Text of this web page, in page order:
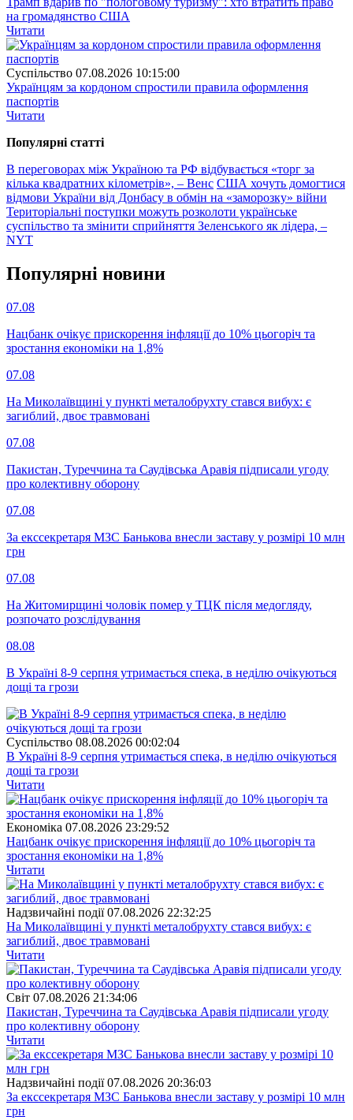
на громадянство США
Читати
Суспiльство 07.08.2026 10:15:00
Українцям за кордоном спростили правила оформлення
паспортів
Читати
Популярнi статтi
В переговорах між Україною та РФ відбувається «торг за
кілька квадратних кілометрів», – Венс США хочуть домогтися
відмови України від Донбасу в обмін на «заморозку» війни
Територіальні поступки можуть розколоти українське
суспільство та змінити сприйняття Зеленського як лідера, –
NYT
Популярнi новини
07.08
Нацбанк очікує прискорення інфляції до 10% цьогоріч та
зростання економіки на 1,8%
07.08
На Миколаївщині у пункті металобрухту стався вибух: є
загиблий, двоє травмовані
07.08
Пакистан, Туреччина та Саудівська Аравія підписали угоду
про колективну оборону
07.08
За екссекретаря МЗС Банькова внесли заставу у розмірі 10 млн
грн
07.08
На Житомирщині чоловік помер у ТЦК після медогляду,
розпочато розслідування
08.08
В Україні 8-9 серпня утримається спека, в неділю очікуються
дощі та грози
Суспiльство 08.08.2026 00:02:04
В Україні 8-9 серпня утримається спека, в неділю очікуються
дощі та грози
Читати
Економіка 07.08.2026 23:29:52
Нацбанк очікує прискорення інфляції до 10% цьогоріч та
зростання економіки на 1,8%
Читати
Надзвичайні події 07.08.2026 22:32:25
На Миколаївщині у пункті металобрухту стався вибух: є
загиблий, двоє травмовані
Читати
Свiт 07.08.2026 21:34:06
Пакистан, Туреччина та Саудівська Аравія підписали угоду
про колективну оборону
Читати
Надзвичайні події 07.08.2026 20:36:03
За екссекретаря МЗС Банькова внесли заставу у розмірі 10 млн
грн